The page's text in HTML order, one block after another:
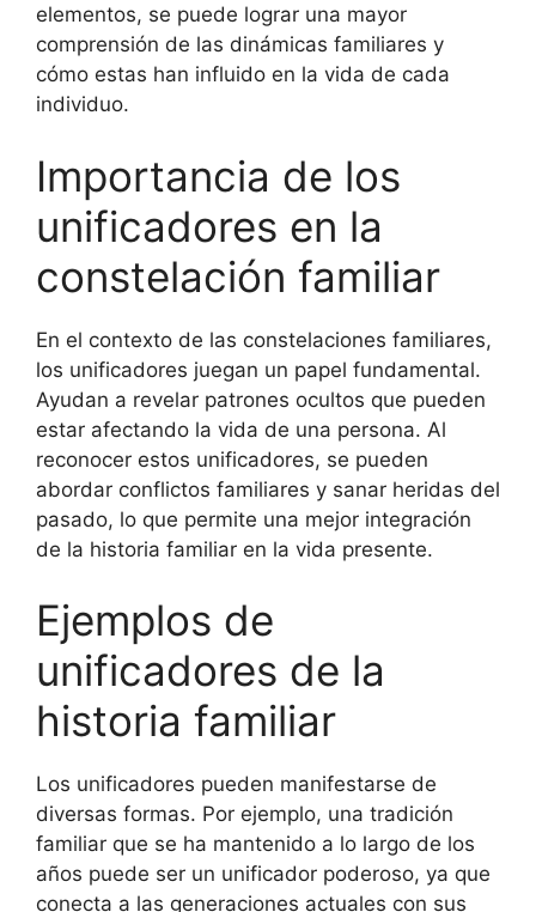
elementos, se puede lograr una mayor
comprensión de las dinámicas familiares y
cómo estas han influido en la vida de cada
individuo.
Importancia de los
unificadores en la
constelación familiar
En el contexto de las constelaciones familiares,
los unificadores juegan un papel fundamental.
Ayudan a revelar patrones ocultos que pueden
estar afectando la vida de una persona. Al
reconocer estos unificadores, se pueden
abordar conflictos familiares y sanar heridas del
pasado, lo que permite una mejor integración
de la historia familiar en la vida presente.
Ejemplos de
unificadores de la
historia familiar
Los unificadores pueden manifestarse de
diversas formas. Por ejemplo, una tradición
familiar que se ha mantenido a lo largo de los
años puede ser un unificador poderoso, ya que
conecta a las generaciones actuales con sus